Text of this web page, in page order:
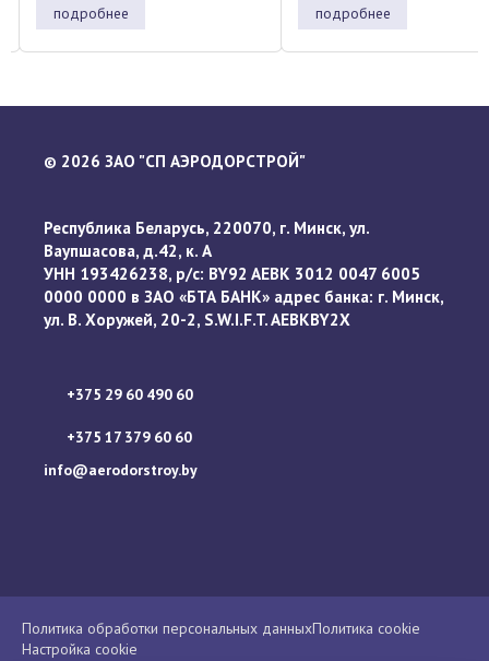
подробнее подробнее
© 2026 ЗАО "СП АЭРОДОРСТРОЙ"
Республика Беларусь, 220070, г. Минск, ул.
Ваупшасова, д.42, к. А
УНН 193426238, р/с: BY92 AEBK 3012 0047 6005
0000 0000 в ЗАО «БТА БАНК» адрес банка: г. Минск,
ул. В. Хоружей, 20-2, S.W.I.F.T. AEBKBY2X
+375 29 60 490 60
+375 17 379 60 60
info@aerodorstroy.by
Политика обработки персональных данныхПолитика cookie
Настройка cookie